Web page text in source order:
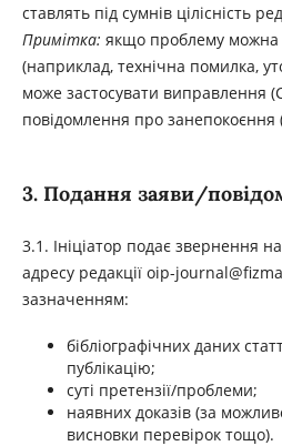
ставлять під сумнів цілісність
Примітка: якщо проблему можна
(наприклад, технічна помилка,
може застосувати виправлення
повідомлення про
3. Подання заяви/
3.1. Ініціатор подає звернення
адресу редакції oip-
зазначенням:
бібліографічних даних
публікацію;
суті претензії/проблеми;
наявних доказів (за
висновки перевірок тощо).